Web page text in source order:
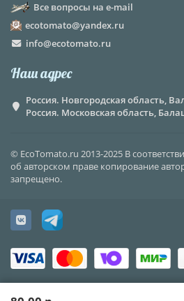
Все вопросы на e-mail
ecotomato@yandex.ru
info@ecotomato.ru
Наш адрес
Россия. Новгородская область,
Россия. Московская область,
© EcoTomato.ru 2013-2025 В
об авторском праве копирование
запрещено.